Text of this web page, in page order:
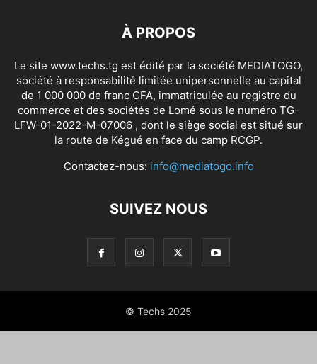
À PROPOS
Le site www.techs.tg est édité par la société MEDIATOGO,
société à responsabilité limitée unipersonnelle au capital
de 1 000 000 de franc CFA, immatriculée au registre du
commerce et des sociétés de Lomé sous le numéro TG-
LFW-01-2022-M-07006 , dont le siège social est situé sur
la route de Kégué en face du camp RCGP.
Contactez-nous: info@mediatogo.info
SUIVEZ NOUS
© Techs 2025